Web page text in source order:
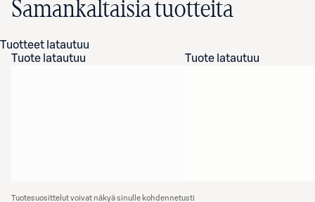
Samankaltaisia tuotteita
Tuotteet latautuu
Tuote latautuu
Tuote latautuu
Tuotesuosittelut voivat näkyä sinulle kohdennetusti